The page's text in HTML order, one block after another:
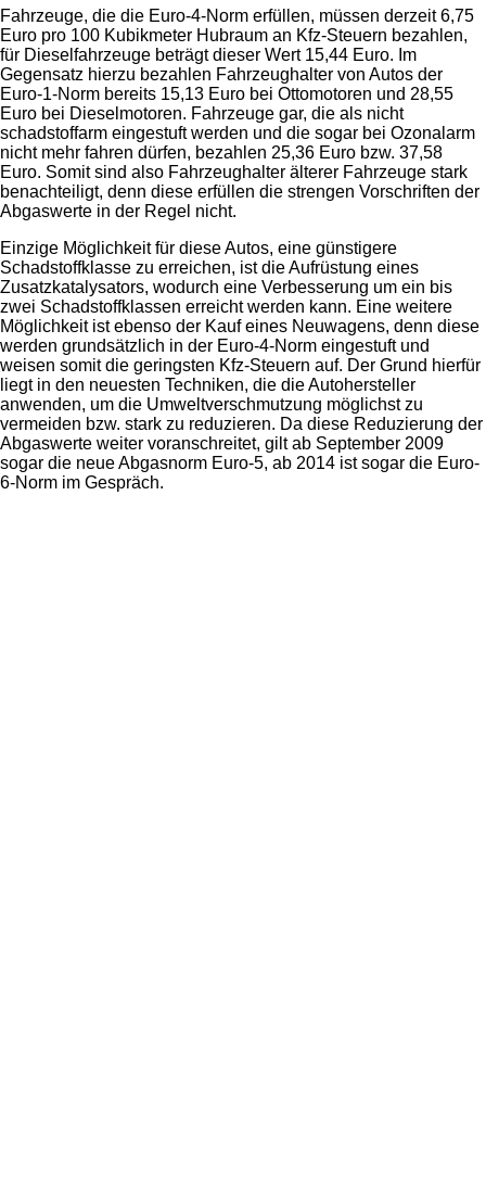
Fahrzeuge, die die Euro-4-Norm erfüllen, müssen derzeit 6,75
Euro pro 100 Kubikmeter Hubraum an Kfz-Steuern bezahlen,
für Dieselfahrzeuge beträgt dieser Wert 15,44 Euro. Im
Gegensatz hierzu bezahlen Fahrzeughalter von Autos der
Euro-1-Norm bereits 15,13 Euro bei Ottomotoren und 28,55
Euro bei Dieselmotoren. Fahrzeuge gar, die als nicht
schadstoffarm eingestuft werden und die sogar bei Ozonalarm
nicht mehr fahren dürfen, bezahlen 25,36 Euro bzw. 37,58
Euro. Somit sind also Fahrzeughalter älterer Fahrzeuge stark
benachteiligt, denn diese erfüllen die strengen Vorschriften der
Abgaswerte in der Regel nicht.
Einzige Möglichkeit für diese Autos, eine günstigere
Schadstoffklasse zu erreichen, ist die Aufrüstung eines
Zusatzkatalysators, wodurch eine Verbesserung um ein bis
zwei Schadstoffklassen erreicht werden kann. Eine weitere
Möglichkeit ist ebenso der Kauf eines Neuwagens, denn diese
werden grundsätzlich in der Euro-4-Norm eingestuft und
weisen somit die geringsten Kfz-Steuern auf. Der Grund hierfür
liegt in den neuesten Techniken, die die Autohersteller
anwenden, um die Umweltverschmutzung möglichst zu
vermeiden bzw. stark zu reduzieren. Da diese Reduzierung der
Abgaswerte weiter voranschreitet, gilt ab September 2009
sogar die neue Abgasnorm Euro-5, ab 2014 ist sogar die Euro-
6-Norm im Gespräch.